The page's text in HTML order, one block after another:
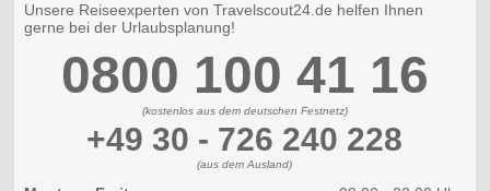
Unsere Reiseexperten von Travelscout24.de helfen Ihnen
gerne bei der Urlaubsplanung!
0800 100 41 16
(kostenlos aus dem deutschen Festnetz)
+49 30 - 726 240 228
(aus dem Ausland)